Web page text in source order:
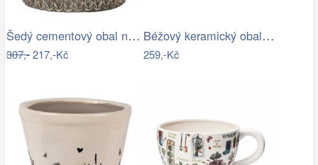
Šedý cementový obal na květináč s…
307,-217,-Kč
Béžový keramický obal na květináč s…
259,-Kč